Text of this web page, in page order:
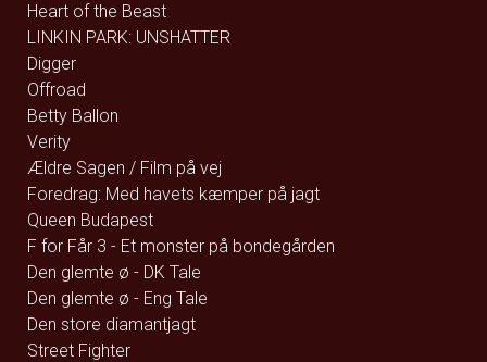
Heart of the Beast
LINKIN PARK: UNSHATTER
Digger
Offroad
Betty Ballon
Verity
Ældre Sagen / Film på vej
Foredrag: Med havets kæmper på jagt
Queen Budapest
F for Får 3 - Et monster på bondegården
Den glemte ø - DK Tale
Den glemte ø - Eng Tale
Den store diamantjagt
Street Fighter